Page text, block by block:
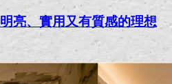
亮、實用又有質感的理想